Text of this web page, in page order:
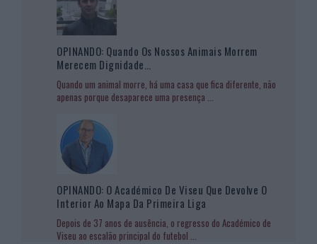
OPINANDO: Quando Os Nossos Animais Morrem
Merecem Dignidade…
Quando um animal morre, há uma casa que fica diferente, não
apenas porque desaparece uma presença ...
OPINANDO: O Académico De Viseu Que Devolve O
Interior Ao Mapa Da Primeira Liga
Depois de 37 anos de ausência, o regresso do Académico de
Viseu ao escalão principal do futebol ...